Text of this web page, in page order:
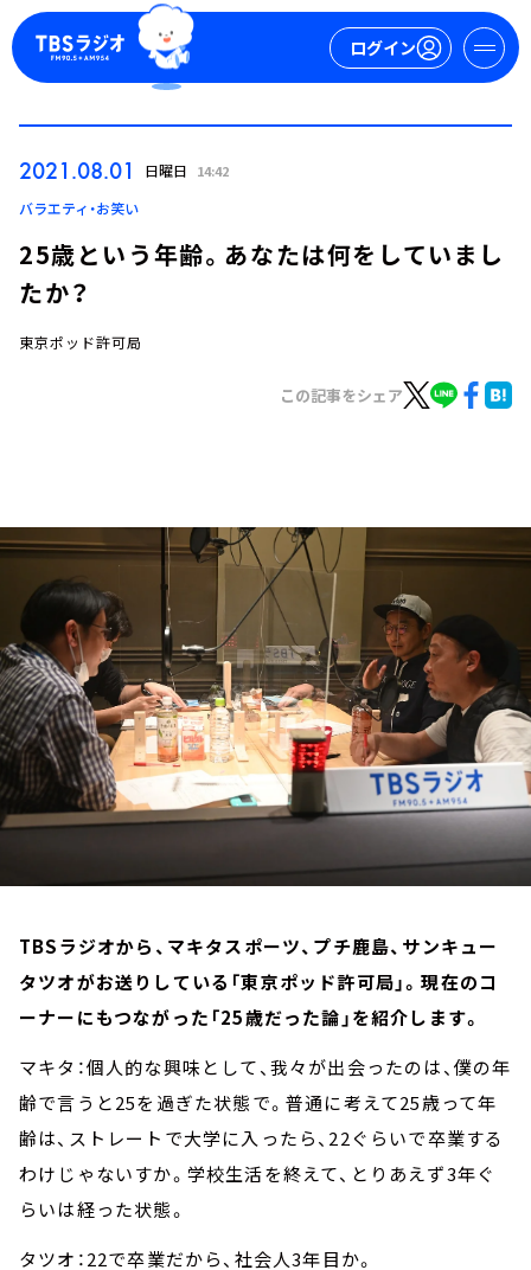
ログイン
ログイン
お知らせ
イベント・グッズ
YouTube
会社情報
2021.08.01 日曜日 14:42
バラエティ・お笑い
25歳という年齢。あなたは何をしていまし
たか？
東京ポッド許可局
この記事をシェア
TBSラジオから、マキタスポーツ、プチ鹿島、サンキュー
タツオがお送りしている「東京ポッド許可局」。現在のコ
ーナーにもつながった「25歳だった論」を紹介します。
マキタ：個人的な興味として、我々が出会ったのは、僕の年
齢で言うと25を過ぎた状態で。普通に考えて25歳って年
齢は、ストレートで大学に入ったら、22ぐらいで卒業する
わけじゃないすか。学校生活を終えて、とりあえず3年ぐ
らいは経った状態。
タツオ：22で卒業だから、社会人3年目か。